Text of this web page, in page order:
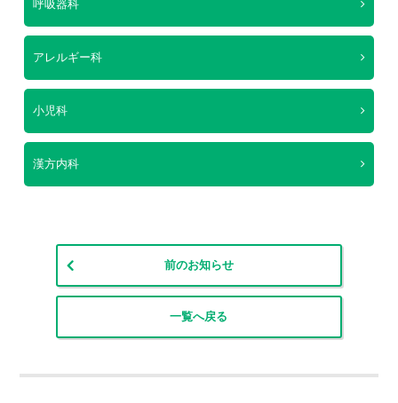
呼吸器科
アレルギー科
小児科
漢方内科
前のお知らせ
一覧へ戻る